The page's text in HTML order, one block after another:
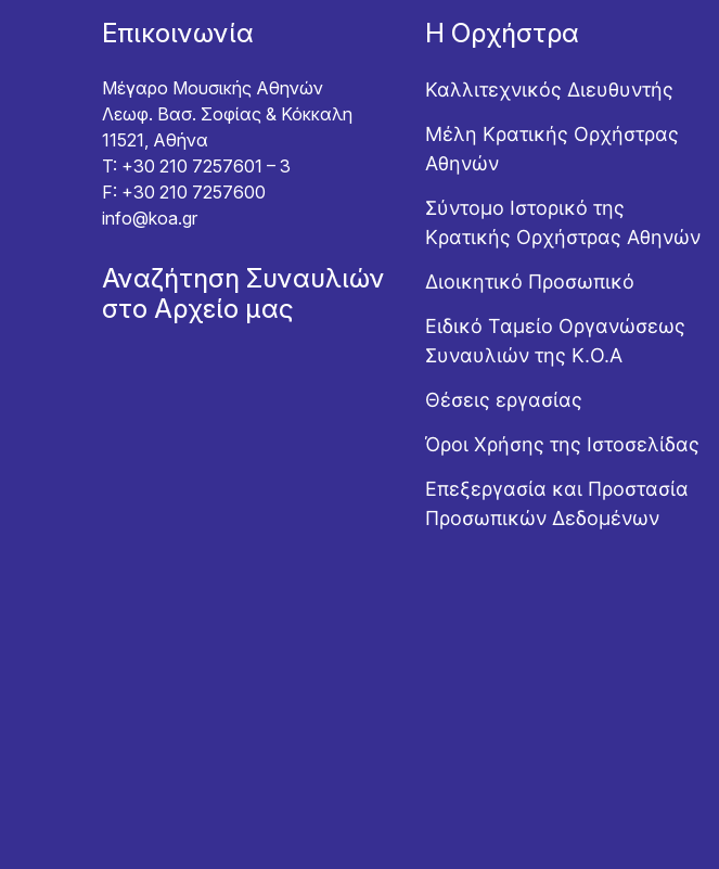
Επικοινωνία
Μέγαρο Μουσικής Αθηνών
Λεωφ. Βασ. Σοφίας & Κόκκαλη
11521, Αθήνα
T: +30 210 7257601 – 3
F: +30 210 7257600
info@koa.gr
Αναζήτηση Συναυλιών
στο Αρχείο μας
Η Ορχήστρα
Καλλιτεχνικός Διευθυντής
Μέλη Κρατικής Ορχήστρας
Αθηνών
Σύντομο Ιστορικό της
Κρατικής Ορχήστρας Αθηνών
Διοικητικό Προσωπικό
Ειδικό Ταμείο Οργανώσεως
Συναυλιών της Κ.Ο.Α
Θέσεις εργασίας
Όροι Χρήσης της Ιστοσελίδας
Επεξεργασία και Προστασία
Προσωπικών Δεδομένων